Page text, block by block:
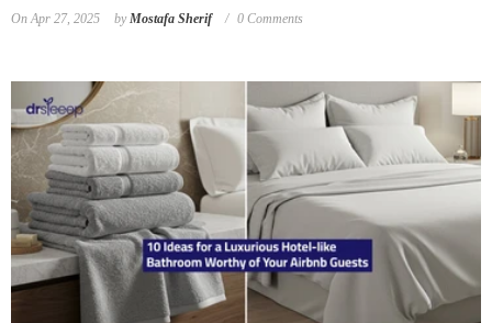
OnApr 27, 2025 byMostafa Sherif 0 Comments